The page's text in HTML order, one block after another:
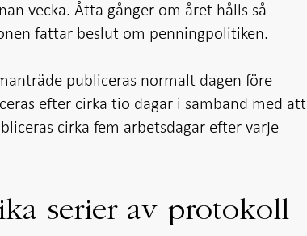
vecka. Åtta gånger om året hålls så
fattar beslut om penningpolitiken.
publiceras normalt dagen före
efter cirka tio dagar i samband med att
cirka fem arbetsdagar efter varje
serier av protokoll